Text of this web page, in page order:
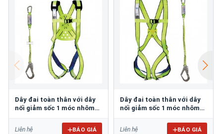
Dây đai toàn thân với dây
nối giảm sốc 1 móc nhôm
Liên hệ BÁO GIÁ
Dây đai toàn thân với dây
nối giảm sốc 1 móc nhôm
Liên hệ BÁO GIÁ